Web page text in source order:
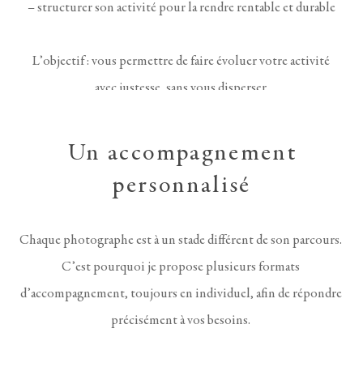
– structurer son activité pour la rendre rentable et durable
L’objectif : vous permettre de faire évoluer votre activité
avec justesse, sans vous disperser.
Un accompagnement
personnalisé
Chaque photographe est à un stade différent de son parcours.
C’est pourquoi je propose plusieurs formats
d’accompagnement, toujours en individuel, afin de répondre
précisément à vos besoins.